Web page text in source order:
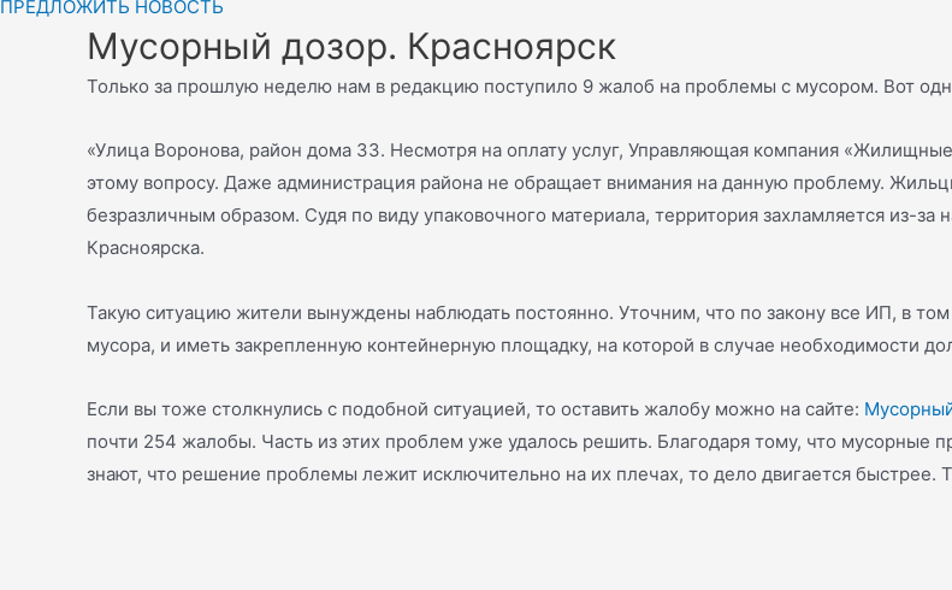
ПРЕДЛОЖИТЬ НОВОСТЬ
Мусорный дозор. Красноярск
Только за прошлую неделю нам в редакцию поступило 9 жалоб на проблемы с мусором. Вот
«Улица Воронова, район дома 33. Несмотря на оплату услуг, Управляющая компания
этому вопросу. Даже администрация района не обращает внимания на данную проблему.
безразличным образом. Судя по виду упаковочного материала, территория захламляется из-
Красноярска.
Такую ситуацию жители вынуждены наблюдать постоянно. Уточним, что по закону все ИП, в
мусора, и иметь закрепленную контейнерную площадку, на которой в случае необходимости
Если вы тоже столкнулись с подобной ситуацией, то оставить жалобу можно на сайте:
почти 254 жалобы. Часть из этих проблем уже удалось решить. Благодаря тому, что мусорные
знают, что решение проблемы лежит исключительно на их плечах, то дело двигается